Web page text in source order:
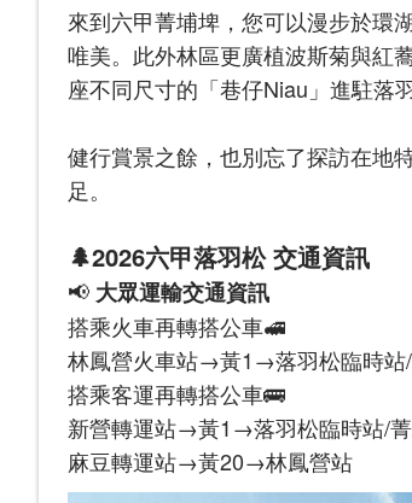
來到六甲菁埔埤，您可以漫步於環
唯美。此外林區更廣植波斯菊與紅
座不同尺寸的「巷仔Niau」進駐落
健行賞景之餘，也別忘了探訪在地
足。
🌲2026六甲落羽松 交通資訊
📢 大眾運輸交通資訊
搭乘火車再轉搭公車🚅
林鳳營火車站→黃1→落羽松臨時站
搭乘客運再轉搭公車🚌
新營轉運站→黃1→落羽松臨時站/
麻豆轉運站→黃20→林鳳營站